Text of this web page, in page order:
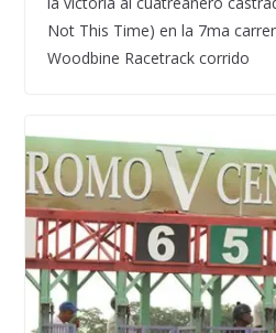
Not This Time) en la 7ma
Woodbine Racetrack corrido